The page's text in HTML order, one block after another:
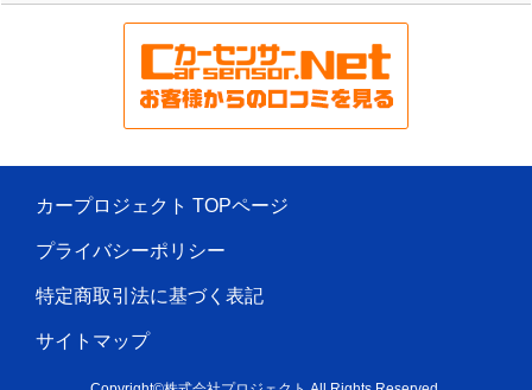
カープロジェクト TOPページ
プライバシーポリシー
特定商取引法に基づく表記
サイトマップ